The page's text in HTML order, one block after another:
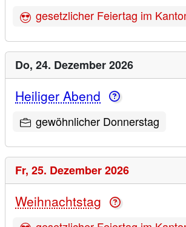
gesetzlicher Feiertag im
Do, 24. Dezember 2026
Heiliger Abend
gewöhnlicher Donnerstag
Fr, 25. Dezember 2026
Weihnachtstag